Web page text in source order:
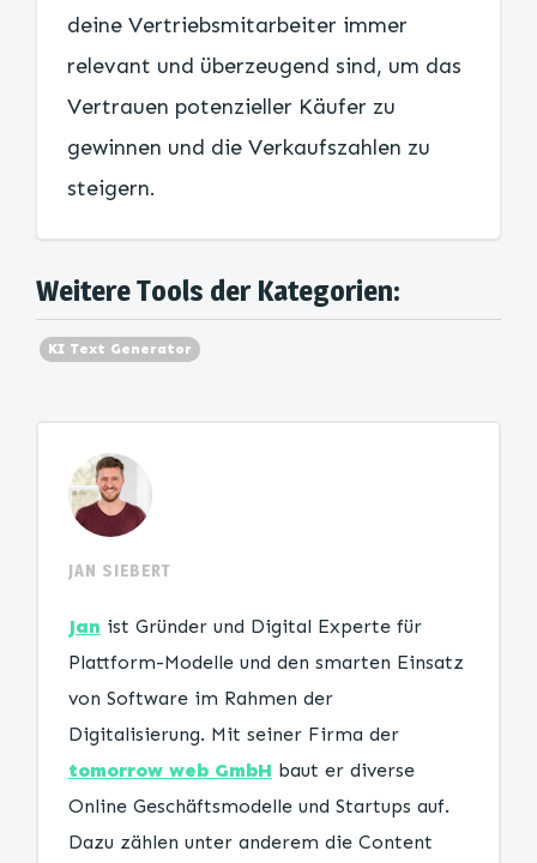
deine Vertriebsmitarbeiter immer
relevant und überzeugend sind, um das
Vertrauen potenzieller Käufer zu
gewinnen und die Verkaufszahlen zu
steigern.
Weitere Tools der Kategorien:
KI Text Generator
JAN SIEBERT
Jan ist Gründer und Digital Experte für
Plattform-Modelle und den smarten Einsatz
von Software im Rahmen der
Digitalisierung. Mit seiner Firma der
tomorrow web GmbH baut er diverse
Online Geschäftsmodelle und Startups auf.
Dazu zählen unter anderem die Content